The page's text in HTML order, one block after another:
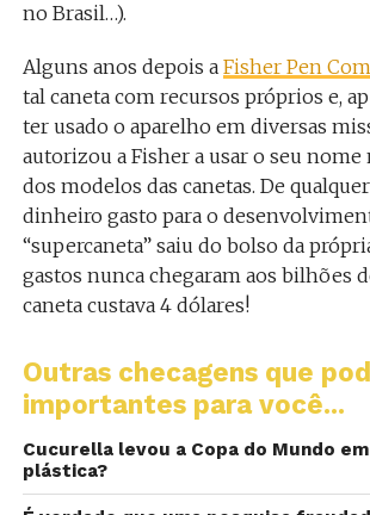
no Brasil…).
Alguns anos depois a Fisher Pen
tal caneta com recursos próprios e,
ter usado o aparelho em diversas
autorizou a Fisher a usar o seu
dos modelos das canetas. De
dinheiro gasto para o
“supercaneta” saiu do bolso da
gastos nunca chegaram aos bilhões
caneta custava 4 dólares!
Outras checagens que
importantes para você...
Cucurella levou a Copa do Mundo
plástica?